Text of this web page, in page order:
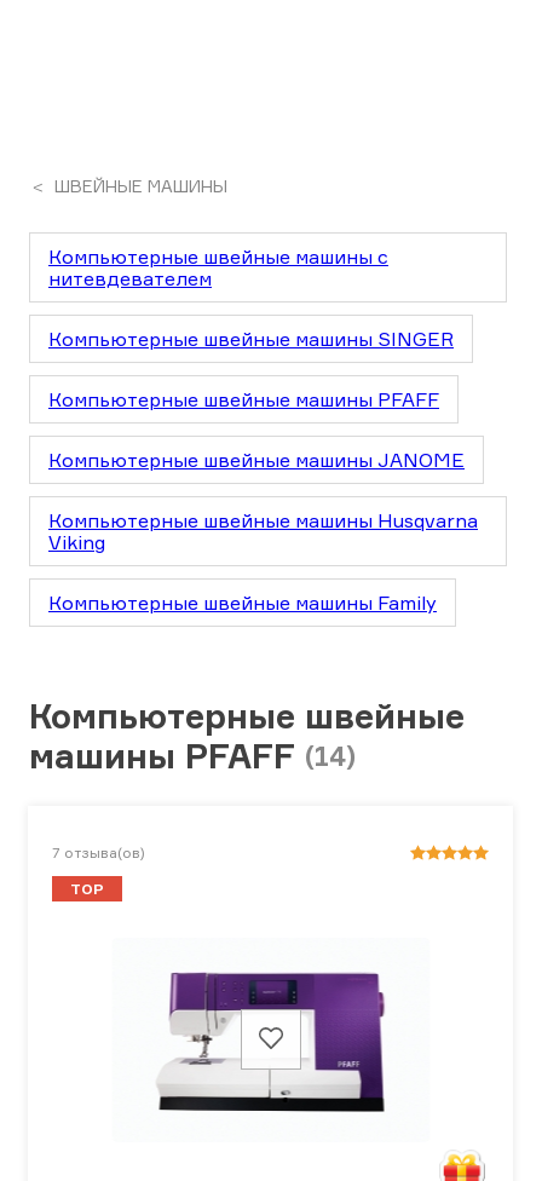
ШВЕЙНЫЕ МАШИНЫ
Компьютерные швейные машины с
нитевдевателем
Компьютерные швейные машины SINGER
Компьютерные швейные машины PFAFF
Компьютерные швейные машины JANOME
Компьютерные швейные машины Husqvarna
Viking
Компьютерные швейные машины Family
Компьютерные швейные
машины PFAFF (14)
7 отзыва(ов)
TOP